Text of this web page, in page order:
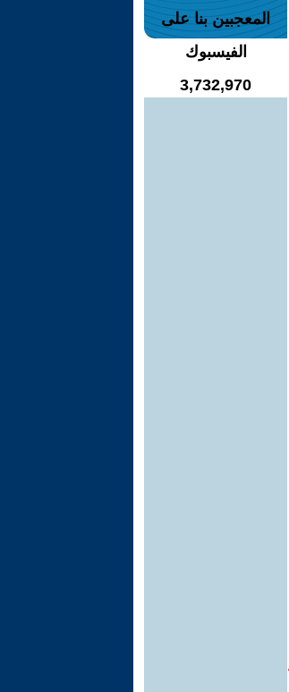
المعجبين بنا على
الفيسبوك
3,732,970